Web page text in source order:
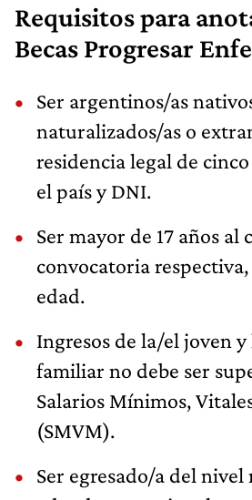
Requisitos para
Becas Progresar
Ser argentinos/as
naturalizados/as o
residencia legal de
el país y DNI.
Ser mayor de 17 años al
convocatoria
edad.
Ingresos de la/el joven
familiar no debe ser
Salarios Mínimos,
(SMVM).
Ser egresado/a del nivel